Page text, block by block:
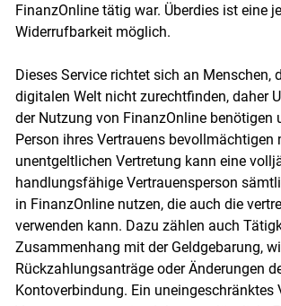
FinanzOnline tätig war. Überdies ist eine
Widerrufbarkeit möglich.
Dieses Service richtet sich an Menschen,
digitalen Welt nicht zurechtfinden, daher
der Nutzung von FinanzOnline benötigen
Person ihres Vertrauens bevollmächtigen
unentgeltlichen Vertretung kann eine
handlungsfähige Vertrauensperson
in FinanzOnline nutzen, die auch die
verwenden kann. Dazu zählen auch
Zusammenhang mit der Geldgebarung,
Rückzahlungsanträge oder Änderungen
Kontoverbindung. Ein uneingeschränktes